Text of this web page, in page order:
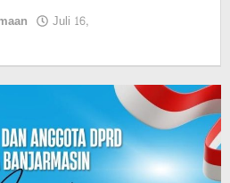
Juli 16,